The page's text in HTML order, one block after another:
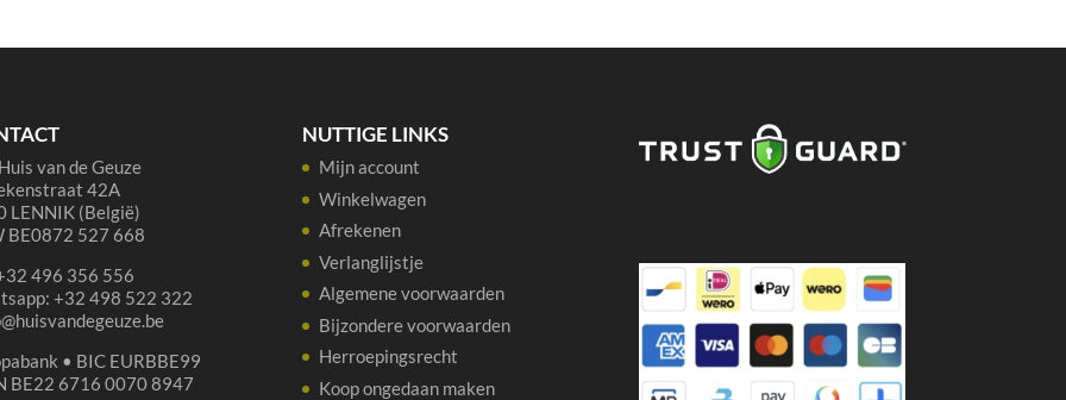
van de Geuze
42A
LENNIK (België)
BE0872 527 668
496 356 556
+32 498 522 322
• BIC EURBBE99
BE22 6716 0070 8947
NUTTIGE LINKS
Mijn account
Winkelwagen
Afrekenen
Verlanglijstje
Algemene voorwaarden
Bijzondere voorwaarden
Herroepingsrecht
Koop ongedaan maken